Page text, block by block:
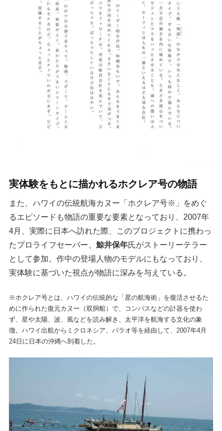
実体験をもとに描かれるホクレア号の物語
また、ハワイの伝統航海カヌー「ホクレア号※」をめぐ
るエピソードも物語の重要な要素となっており、2007年
4月、実際に日本へ訪れた際、このプロジェクトに携わっ
たプロライフセーバー、鯨井保年氏がストーリーテラー
として参加。作中の登場人物のモデルにもなっており、
実体験に基づいた視点が物語に深みを与えている。
※ホクレア号とは、ハワイの伝統的な「星の航海術」を復活させるた
めに作られた復元カヌー（双胴船）で、コンパスなどの計器を使わ
ず、星や太陽、波、風などを読み解き、太平洋を航海する文化の象
徴。ハワイ出航からミクロネシア、パラオ等を経由して、2007年4月
24日に日本の沖縄へ到着した。